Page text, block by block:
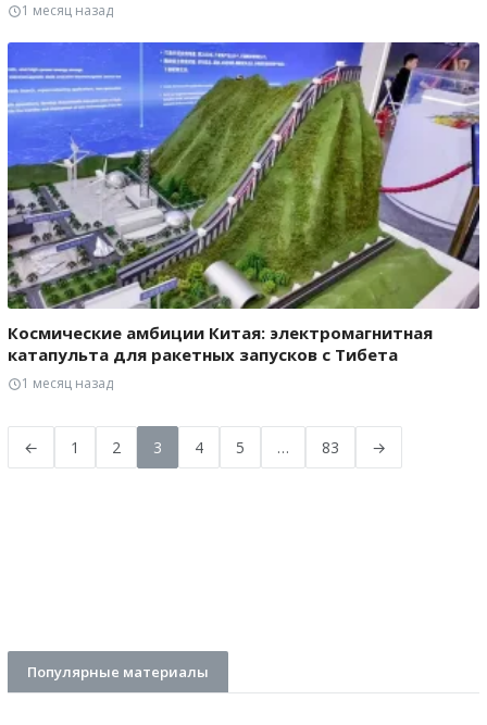
1 месяц назад
Космические амбиции Китая: электромагнитная
катапульта для ракетных запусков с Тибета
1 месяц назад
← 1 2 3 4 5 … 83 →
Популярные материалы